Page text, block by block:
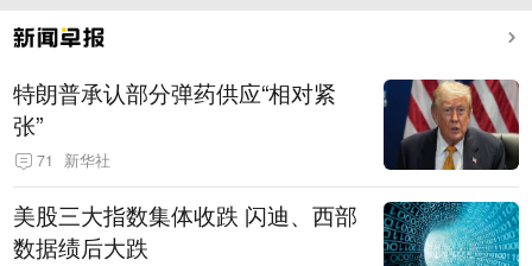
特朗普承认部分弹药供应“相对紧
张”
71 新华社
美股三大指数集体收跌 闪迪、西部
数据绩后大跌